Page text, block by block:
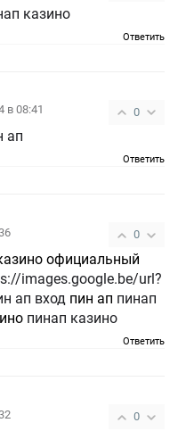
казино
Ответить
0
в 08:41
ап
Ответить
0
официальный
ап вход пин ап пинап
пинап казино
Ответить
0